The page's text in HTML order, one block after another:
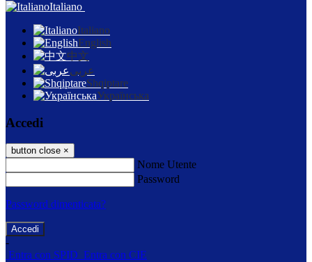
Italiano
Italiano
English
中文
عربى
Shqiptare
Українська
Accedi
button close ×
Nome Utente
Password
Password dimenticata?
-
Entra con SPID Entra con CIE